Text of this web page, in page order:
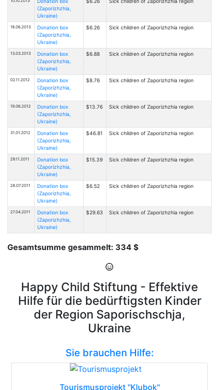
(Zaporizhzhia,
Ukraine)
18.06.2013
Donation box
(Zaporizhzhia,
Ukraine)
$6.26 Sick children of Zaporizhzhia region
13.03.2013
Donation box
(Zaporizhzhia,
Ukraine)
$6.88 Sick children of Zaporizhzhia region
02.11.2012
Donation box
(Zaporizhzhia,
Ukraine)
$8.76 Sick children of Zaporizhzhia region
19.06.2012
Donation box
(Zaporizhzhia,
Ukraine)
$13.76 Sick children of Zaporizhzhia region
31.01.2012
Donation box
(Zaporizhzhia,
Ukraine)
$46.81 Sick children of Zaporizhzhia region
29.11.2011
Donation box
(Zaporizhzhia,
Ukraine)
$15.39 Sick children of Zaporizhzhia region
28.07.2011
Donation box
(Zaporizhzhia,
Ukraine)
$6.52 Sick children of Zaporizhzhia region
27.04.2011
Donation box
(Zaporizhzhia,
Ukraine)
$29.63 Sick children of Zaporizhzhia region
Gesamtsumme gesammelt: 334 $
Happy Child Stiftung - Effektive
Hilfe für die bedürftigsten Kinder
der Region Saporischschja,
Ukraine
Sie brauchen Hilfe:
Tourismusprojekt "Klubok"